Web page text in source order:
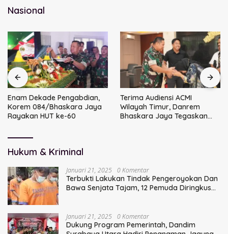
Nasional
Enam Dekade Pengabdian,
Korem 084/Bhaskara Jaya
Rayakan HUT ke-60
Terima Audiensi ACMI
Wilayah Timur, Danrem
Bhaskara Jaya Tegaskan
Hukum & Kriminal
Januari 21, 2025 0 Komentar
Terbukti Lakukan Tindak Pengeroyokan Dan
Bawa Senjata Tajam, 12 Pemuda Diringkus
Januari 21, 2025 0 Komentar
Dukung Program Pemerintah, Dandim